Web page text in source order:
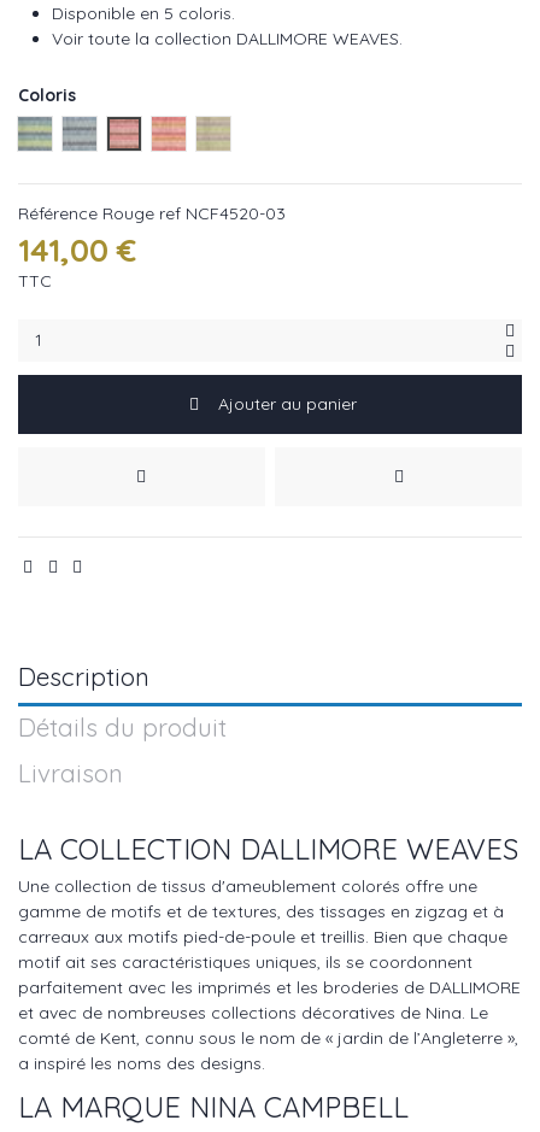
Disponible en 5 coloris.
Voir toute la collection DALLIMORE WEAVES
Coloris
Turquoise ref NCF4520-01
Indigo ref NCF4520-02
Rouge ref NCF4520-03
Coral ref NCF4520-04
Green ref NCF4520-05
Référence Rouge ref NCF4520-03
141,00 €
TTC
Ajouter au panier
Description
Détails du produit
Livraison
LA COLLECTION DALLIMORE WEAVES
Une collection de tissus d'ameublement colorés offre une
gamme de motifs et de textures, des tissages en zigzag et à
carreaux aux motifs pied-de-poule et treillis. Bien que chaque
motif ait ses caractéristiques uniques, ils se coordonnent
parfaitement avec les imprimés et les broderies de DALLIMORE
et avec de nombreuses collections décoratives de Nina. Le
comté de Kent, connu sous le nom de « jardin de l’Angleterre »,
a inspiré les noms des designs.
LA MARQUE NINA CAMPBELL